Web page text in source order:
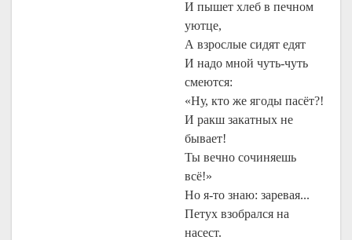
И пышет хлеб в печном
уютце,
А взрослые сидят едят
И надо мной чуть-чуть
смеются:
«Ну, кто же ягоды пасёт?!
И ракш закатных не
бывает!
Ты вечно сочиняешь
всё!»
Но я-то знаю: заревая...
Петух взобрался на
насест.